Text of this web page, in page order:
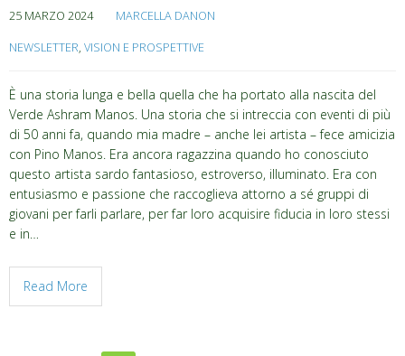
25 MARZO 2024 MARCELLA DANON
NEWSLETTER, VISION E PROSPETTIVE
È una storia lunga e bella quella che ha portato alla nascita del
Verde Ashram Manos. Una storia che si intreccia con eventi di più
di 50 anni fa, quando mia madre – anche lei artista – fece amicizia
con Pino Manos. Era ancora ragazzina quando ho conosciuto
questo artista sardo fantasioso, estroverso, illuminato. Era con
entusiasmo e passione che raccoglieva attorno a sé gruppi di
giovani per farli parlare, per far loro acquisire fiducia in loro stessi
e in…
Read More